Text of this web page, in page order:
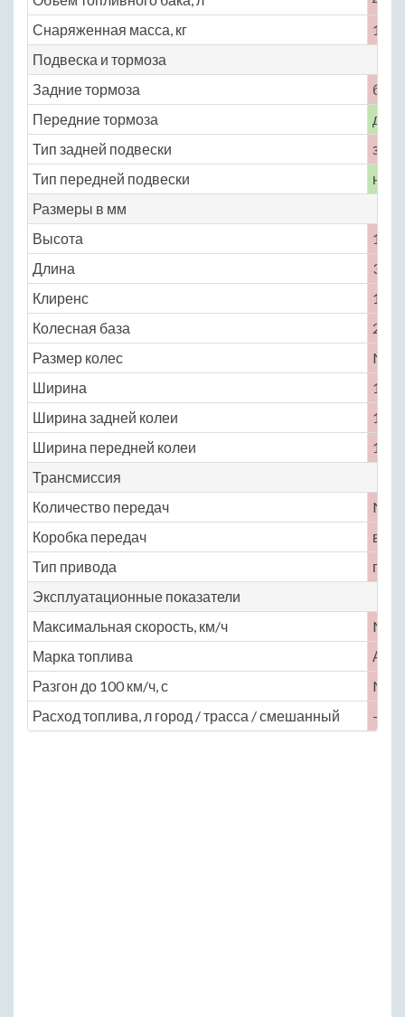
Снаряженная масса, кг
1110
Подвеска и тормоза
Задние тормоза
Передние тормоза
Тип задней подвески
Тип передней подвески
Размеры в мм
Высота
1650
Длина
3775
Клиренс
155
Колесная база
2360
Размер колес
No
Ширина
1640
Ширина задней колеи
1420
Ширина передней колеи
1425
Трансмиссия
Количество передач
No
Коробка передач
Тип привода
Эксплуатационные показатели
Максимальная скорость, км/ч
No
Марка топлива
АИ-
Разгон до 100 км/ч, с
No
Расход топлива, л город / трасса / смешанный
— /